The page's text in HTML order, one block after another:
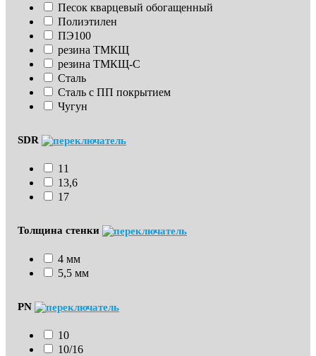
Песок кварцевый обогащенный
Полиэтилен
ПЭ100
резина ТМКЩ
резина ТМКЩ-С
Сталь
Сталь с ПП покрытием
Чугун
SDR
11
13,6
17
Толщина стенки
4 мм
5,5 мм
PN
10
10/16